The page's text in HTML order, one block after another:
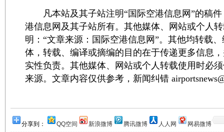
凡本站及其子站注明“国际空港信息网”的稿件
港信息网及其子站所有。其他媒体、网站或个人
明：“文章来源：国际空港信息网”。其他均转载
体，转载、编译或摘编的目的在于传递更多信息
实性负责。其他媒体、网站或个人转载使用时必
来源。文章内容仅供参考，新闻纠错
分享到： QQ空间 新浪微博 腾讯微博 人人网 网易微博